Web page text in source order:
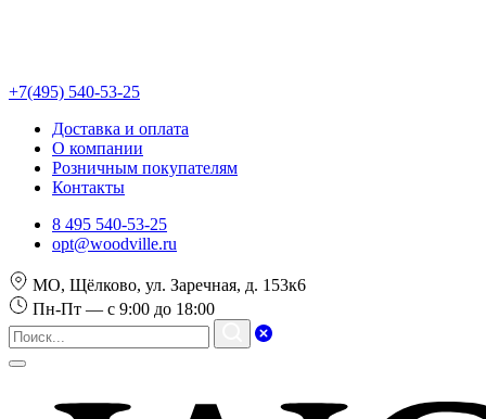
+7(495) 540-53-25
Доставка и оплата
О компании
Розничным покупателям
Контакты
8 495 540-53-25
opt@woodville.ru
МО, Щёлково, ул. Заречная, д. 153к6
Пн-Пт — с 9:00 до 18:00